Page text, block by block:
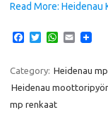
Read More: Heidenau
e
b
o
o
T
t
e
r
W
t
A
E
i
l
Category: Heidenau
Heidenau
mp renkaat